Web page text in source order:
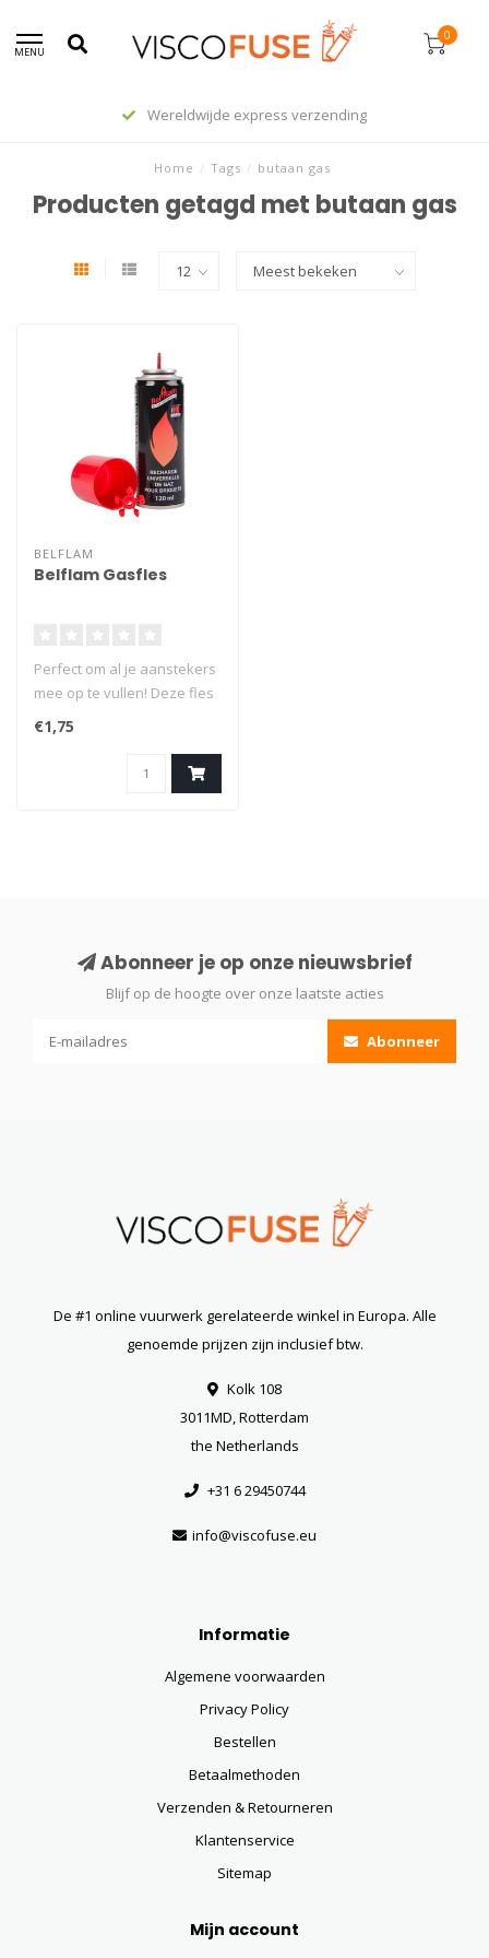
MENU
0
Wereldwijde express verzending
Home / Tags / butaan gas
Producten getagd met butaan gas
BELFLAM
Belflam Gasfles
Perfect om al je aanstekers
mee op te vullen! Deze fles
van het merk BelFlam bev..
€1,75
Abonneer je op onze nieuwsbrief
Blijf op de hoogte over onze laatste acties
Abonneer
De #1 online vuurwerk gerelateerde winkel in Europa. Alle
genoemde prijzen zijn inclusief btw.
Kolk 108
3011MD, Rotterdam
the Netherlands
+31 6 29450744
info@viscofuse.eu
Informatie
Algemene voorwaarden
Privacy Policy
Bestellen
Betaalmethoden
Verzenden & Retourneren
Klantenservice
Sitemap
Mijn account